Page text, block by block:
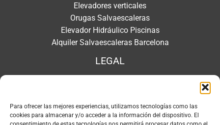
Para ofrecer las mejores experiencias, utilizamos tecnologías como las
cookies para almacenar y/o acceder a la información del dispositivo. El
Elevadores verticales
Orugas Salvaescaleras
Elevador Hidráulico Piscinas
Alquiler Salvaescaleras Barcelona
LEGAL
Política redes sociales
Política de cookies